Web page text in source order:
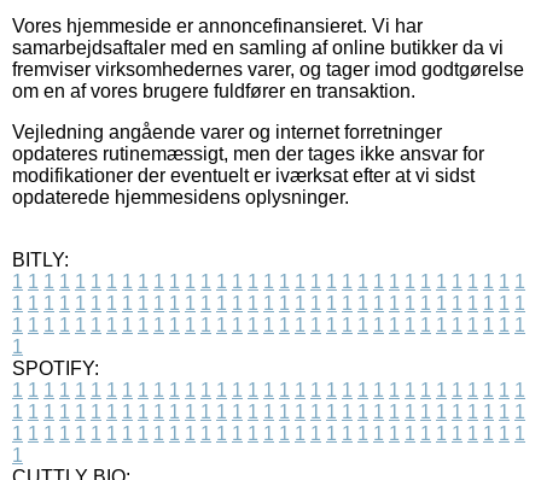
Vores hjemmeside er annoncefinansieret. Vi har
samarbejdsaftaler med en samling af online butikker da vi
fremviser virksomhedernes varer, og tager imod godtgørelse
om en af vores brugere fuldfører en transaktion.
Vejledning angående varer og internet forretninger
opdateres rutinemæssigt, men der tages ikke ansvar for
modifikationer der eventuelt er iværksat efter at vi sidst
opdaterede hjemmesidens oplysninger.
BITLY:
1 1 1 1 1 1 1 1 1 1 1 1 1 1 1 1 1 1 1 1 1 1 1 1 1 1 1 1 1 1 1 1 1
1 1 1 1 1 1 1 1 1 1 1 1 1 1 1 1 1 1 1 1 1 1 1 1 1 1 1 1 1 1 1 1 1
1 1 1 1 1 1 1 1 1 1 1 1 1 1 1 1 1 1 1 1 1 1 1 1 1 1 1 1 1 1 1 1 1
1
SPOTIFY:
1 1 1 1 1 1 1 1 1 1 1 1 1 1 1 1 1 1 1 1 1 1 1 1 1 1 1 1 1 1 1 1 1
1 1 1 1 1 1 1 1 1 1 1 1 1 1 1 1 1 1 1 1 1 1 1 1 1 1 1 1 1 1 1 1 1
1 1 1 1 1 1 1 1 1 1 1 1 1 1 1 1 1 1 1 1 1 1 1 1 1 1 1 1 1 1 1 1 1
1